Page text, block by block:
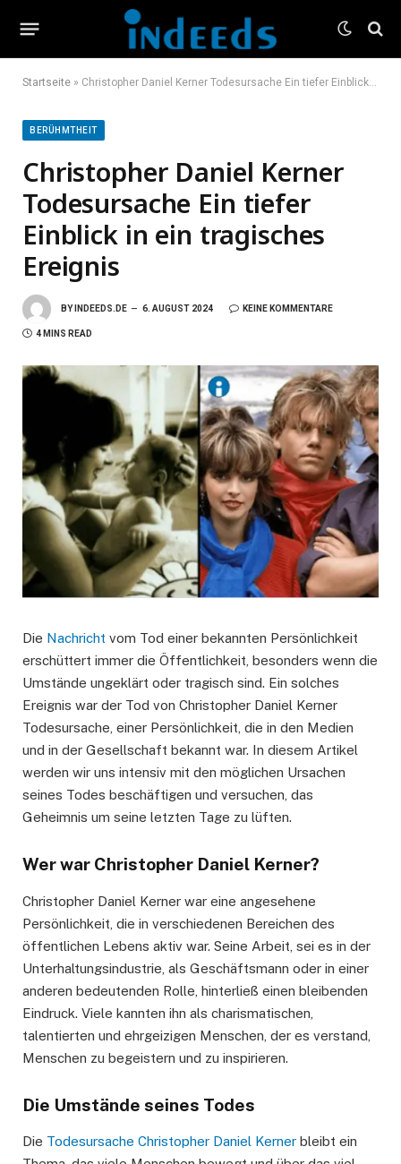
Startseite » Christopher Daniel Kerner Todesursache Ein tiefer Einblick in ein tragisches Ereignis
BERÜHMTHEIT
Christopher Daniel Kerner
Todesursache Ein tiefer
Einblick in ein tragisches
Ereignis
BY INDEEDS.DE 6. AUGUST 2024 KEINE KOMMENTARE
4 MINS READ
Die Nachricht vom Tod einer bekannten Persönlichkeit
erschüttert immer die Öffentlichkeit, besonders wenn die
Umstände ungeklärt oder tragisch sind. Ein solches
Ereignis war der Tod von Christopher Daniel Kerner
Todesursache, einer Persönlichkeit, die in den Medien
und in der Gesellschaft bekannt war. In diesem Artikel
werden wir uns intensiv mit den möglichen Ursachen
seines Todes beschäftigen und versuchen, das
Geheimnis um seine letzten Tage zu lüften.
Wer war Christopher Daniel Kerner?
Christopher Daniel Kerner war eine angesehene
Persönlichkeit, die in verschiedenen Bereichen des
öffentlichen Lebens aktiv war. Seine Arbeit, sei es in der
Unterhaltungsindustrie, als Geschäftsmann oder in einer
anderen bedeutenden Rolle, hinterließ einen bleibenden
Eindruck. Viele kannten ihn als charismatischen,
talentierten und ehrgeizigen Menschen, der es verstand,
Menschen zu begeistern und zu inspirieren.
Die Umstände seines Todes
Die Todesursache Christopher Daniel Kerner bleibt ein